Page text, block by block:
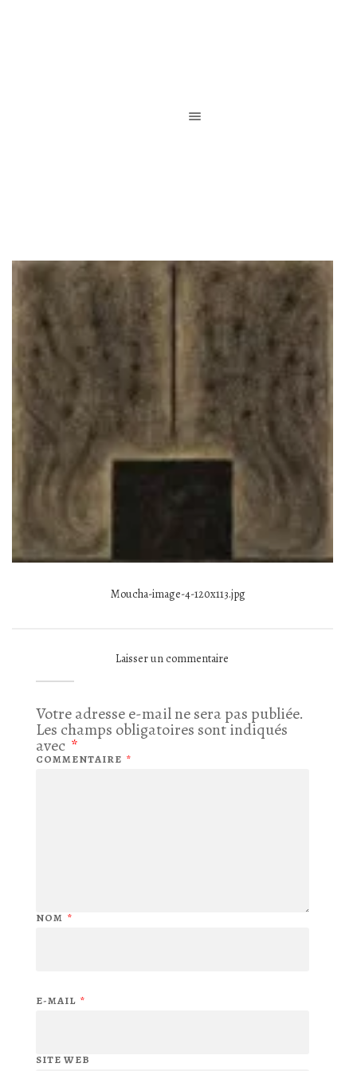
Moucha-image-4-120x113.jpg
Laisser un commentaire
Votre adresse e-mail ne sera pas publiée.
Les champs obligatoires sont indiqués
avec *
COMMENTAIRE *
NOM *
E-MAIL *
SITE WEB